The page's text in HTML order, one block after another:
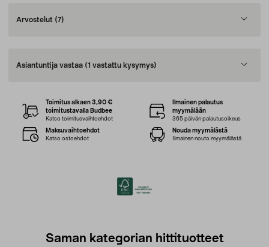
Arvostelut (7)
Asiantuntija vastaa (1 vastattu kysymys)
Toimitus alkaen 3,90 €
toimitustavalla Budbee
Katso toimitusvaihtoehdot
Ilmainen palautus
myymälään
365 päivän palautusoikeus
Maksuvaihtoehdot
Katso ostoehdot
Nouda myymälästä
Ilmainen nouto myymälästä
Saman kategorian hittituotteet